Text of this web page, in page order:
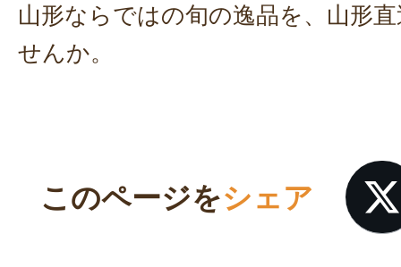
山形ならではの旬の逸品を、山形
せんか。
このページをシェア